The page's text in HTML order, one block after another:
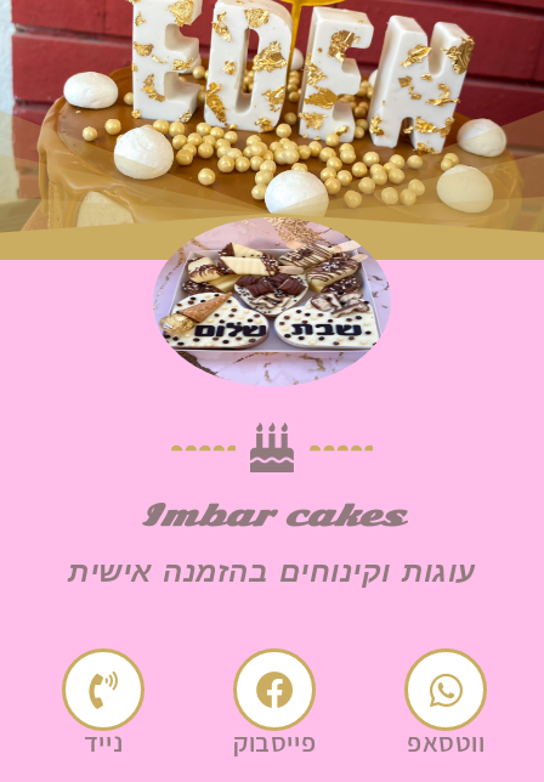
Imbar cakes
עוגות וקינוחים בהזמנה אישית
ווטסאפ פייסבוק נייד